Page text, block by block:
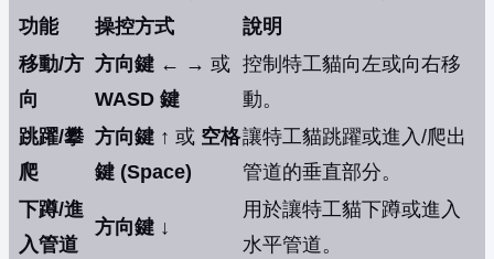
功能
操控方式
說明
移動/方
向
方向鍵 ← → 或
WASD 鍵
控制特工貓向左或向右移
動。
跳躍/攀
爬
方向鍵 ↑ 或 空格
鍵 (Space)
讓特工貓跳躍或進入/爬出
管道的垂直部分。
下蹲/進
入管道
方向鍵 ↓
用於讓特工貓下蹲或進入
水平管道。